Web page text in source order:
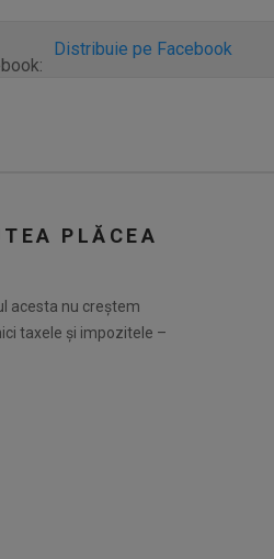
Distribuie pe Facebook
PLĂCEA
acesta nu creștem
taxele și impozitele –